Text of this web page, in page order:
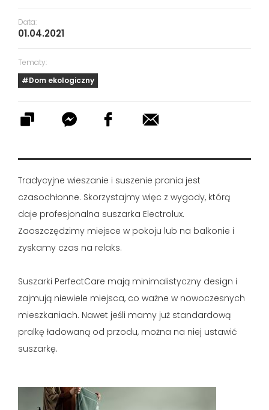
Tradycyjne wieszanie i suszenie prania jest
czasochłonne. Skorzystajmy więc z wygody, którą
daje profesjonalna suszarka Electrolux.
Zaoszczędzimy miejsce w pokoju lub na balkonie i
zyskamy czas na relaks.
Suszarki PerfectCare mają minimalistyczny design i
zajmują niewiele miejsca, co ważne w nowoczesnych
mieszkaniach. Nawet jeśli mamy już standardową
pralkę ładowaną od przodu, można na niej ustawić
suszarkę.
Data:
01.04.2021
Tematy:
#Dom ekologiczny